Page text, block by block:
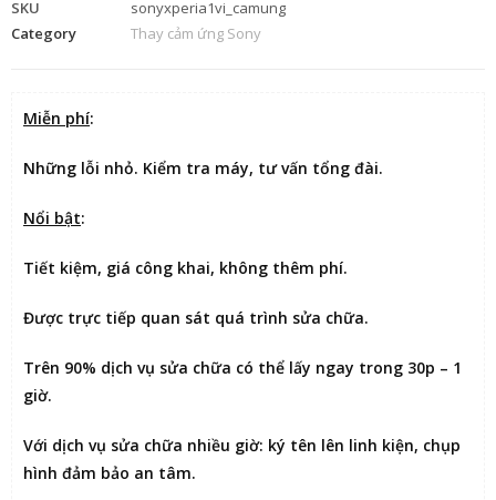
SKU
sonyxperia1vi_camung
Category
Thay cảm ứng Sony
Miễn phí:
Những lỗi nhỏ. Kiểm tra máy, tư vấn tổng đài.
Nổi bật:
Tiết kiệm, giá công khai, không thêm phí.
Được trực tiếp quan sát quá trình sửa chữa.
Trên 90% dịch vụ sửa chữa có thể lấy ngay trong 30p – 1
giờ.
Với dịch vụ sửa chữa nhiều giờ: ký tên lên linh kiện, chụp
hình đảm bảo an tâm.